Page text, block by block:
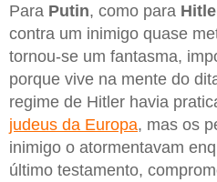
Para Putin, como para
contra um inimigo quase
tornou-se um fantasma,
porque vive na mente do
regime de Hitler havia
judeus da Europa, mas os
inimigo o atormentavam
último testamento,